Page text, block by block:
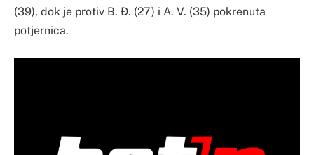
(39), dok je protiv B. Đ. (27) i A. V. (35) pokrenuta
potjernica.